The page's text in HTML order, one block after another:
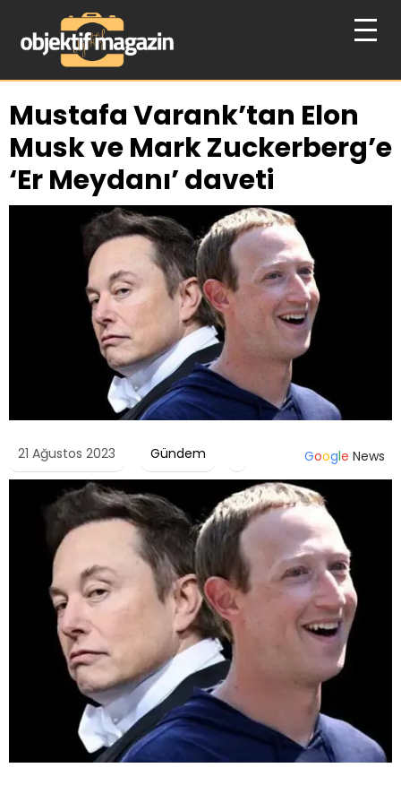
Mustafa Varank’tan Elon
Musk ve Mark Zuckerberg’e
‘Er Meydanı’ daveti
21 Ağustos 2023 Gündem Google News